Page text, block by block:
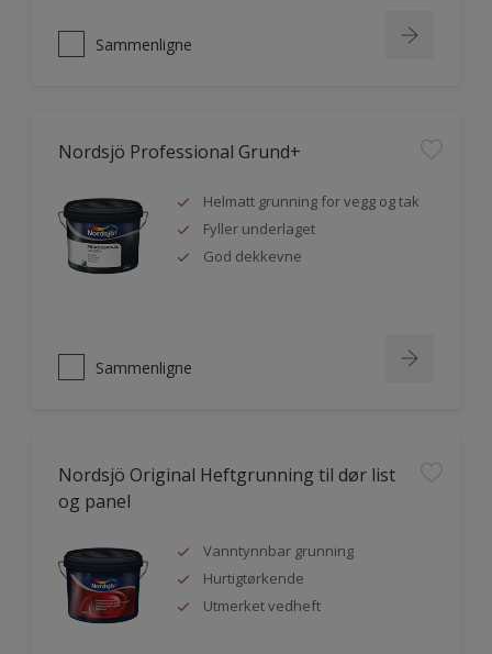
Sammenligne
Nordsjö Professional Grund+
Helmatt grunning for vegg og tak
Fyller underlaget
God dekkevne
Sammenligne
Nordsjö Original Heftgrunning til dør list
og panel
Vanntynnbar grunning
Hurtigtørkende
Utmerket vedheft